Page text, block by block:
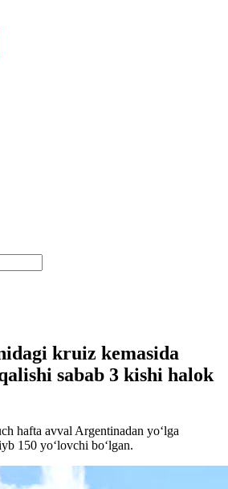
kruiz kemasida
sabab 3 kishi halok
hafta avval Argentinadan yo‘lga
150 yo‘lovchi bo‘lgan.